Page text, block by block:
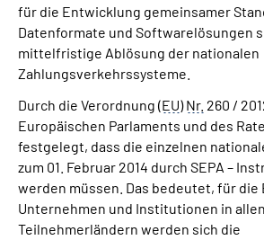
für die Entwicklung gemeinsamer
Datenformate und Softwarelösungen
mittelfristige Ablösung der nationalen
Zahlungsverkehrssysteme.
Durch die Verordnung (EU) Nr. 260 /
Europäischen Parlaments und des
festgelegt, dass die einzelnen
zum 01. Februar 2014 durch SEPA –
werden müssen. Das bedeutet, für die
Unternehmen und Institutionen in
Teilnehmerländern werden sich die